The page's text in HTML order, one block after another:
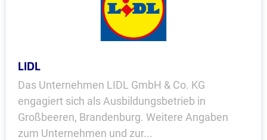
LIDL
Das Unternehmen LIDL GmbH & Co. KG
engagiert sich als Ausbildungsbetrieb in
Großbeeren, Brandenburg. Weitere Angaben
zum Unternehmen und zur...